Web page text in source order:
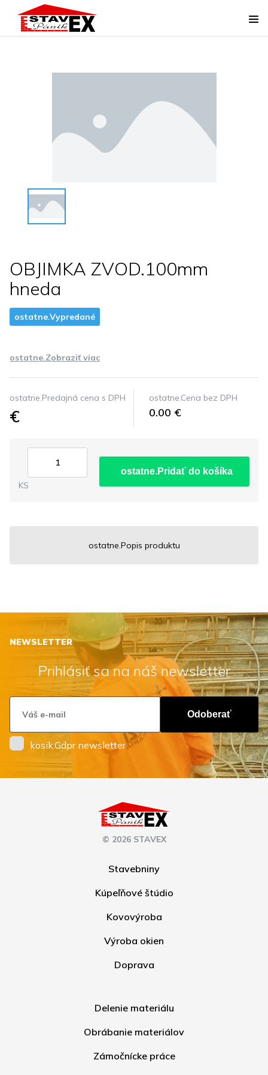
OBJIMKA ZVOD.100mm
hneda
ostatne.Vypredané
ostatne.Zobraziť viac
ostatne.Predajná cena s DPH
€
ostatne.Cena bez DPH
0.00 €
KS
ostatne.Pridať do košíka
ostatne.Popis produktu
NEWSLETTER
Prihlásiť sa na náš newsletter
Odoberať
kosik.Gdpr newsletter
© 2026 STAVEX
Stavebniny
Kúpeľňové štúdio
Kovovýroba
Výroba okien
Doprava
Delenie materiálu
Obrábanie materiálov
Zámočnícke práce